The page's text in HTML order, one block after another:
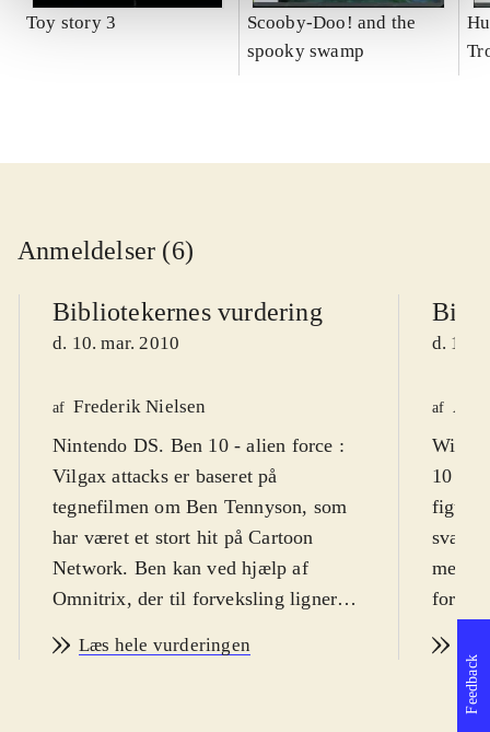
Toy story 3
Scooby-Doo! and the
spooky swamp
Anmeldelser (6)
Bibliotekernes vurdering
d. 10. mar. 2010
af Frederik Nielsen
Nintendo DS. Ben 10 - alien force :
Vilgax attacks er baseret på
tegnefilmen om Ben Tennyson, som
har været et stort hit på Cartoon
Network. Ben kan ved hjælp af
Omnitrix, der til forveksling ligner et
ydre rum, forvandle sig til 10
Læs hele vurderingen
d. 18.
af
Wii,
10
for
og
Feedback